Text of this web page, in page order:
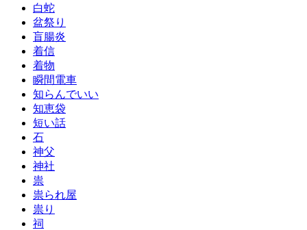
白蛇
盆祭り
盲腸炎
着信
着物
瞬間電車
知らんでいい
知恵袋
短い話
石
神父
神社
祟
祟られ屋
祟り
祠